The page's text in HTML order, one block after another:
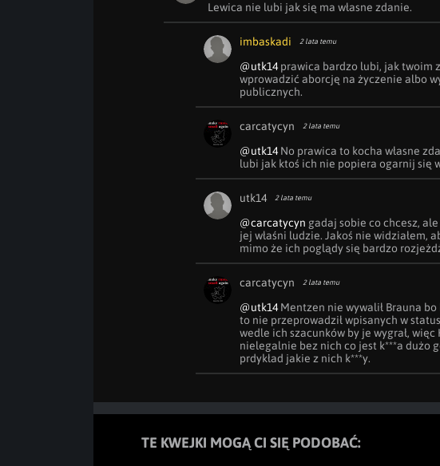
Lewica nie lubi jak się ma własne zdanie.
imbaskadi 2 lata temu
@utk14 prawica bardzo lubi, jak twoim
wprowadzić aborcję na życzenie albo
publicznych.
carcatycyn 2 lata temu
@utk14 No prawica to kocha własne
lubi jak ktoś ich nie popiera ogarnij się
utk14 2 lata temu
@carcatycyn gadaj sobie co chcesz,
jej właśni ludzie. Jakoś nie widziałem,
mimo że ich poglądy się bardzo
carcatycyn 2 lata temu
@utk14 Mentzen nie wywalił Brauna
to nie przeprowadził wpisanych w
wedle ich szacunków by je wygrał, więc
nielegalnie bez nich co jest k***a dużo
prdykład jakie z nich k***y.
TE KWEJKI MOGĄ CI SIĘ PODOBAĆ: